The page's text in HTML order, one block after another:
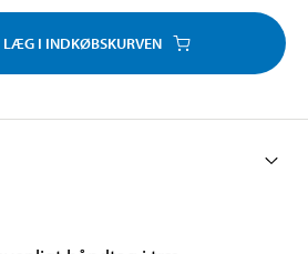
LÆG I INDKØBSKURVEN